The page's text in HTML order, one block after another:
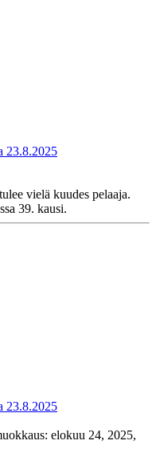
23.8.2025
vielä kuudes pelaaja.
39. kausi.
23.8.2025
: elokuu 24, 2025,